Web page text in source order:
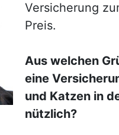
Versicherung
Preis.
Aus welchen
eine
und Katzen in
nützlich?